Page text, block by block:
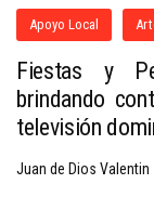
Apoyo Local
Fiestas y
brindando
televisión
Juan de Dios Valentin